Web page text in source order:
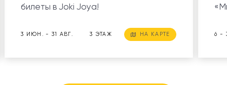
билеты в Joki Joya!
3 ИЮН. - 31 АВГ. 3 ЭТАЖ НА КАРТЕ 6 -